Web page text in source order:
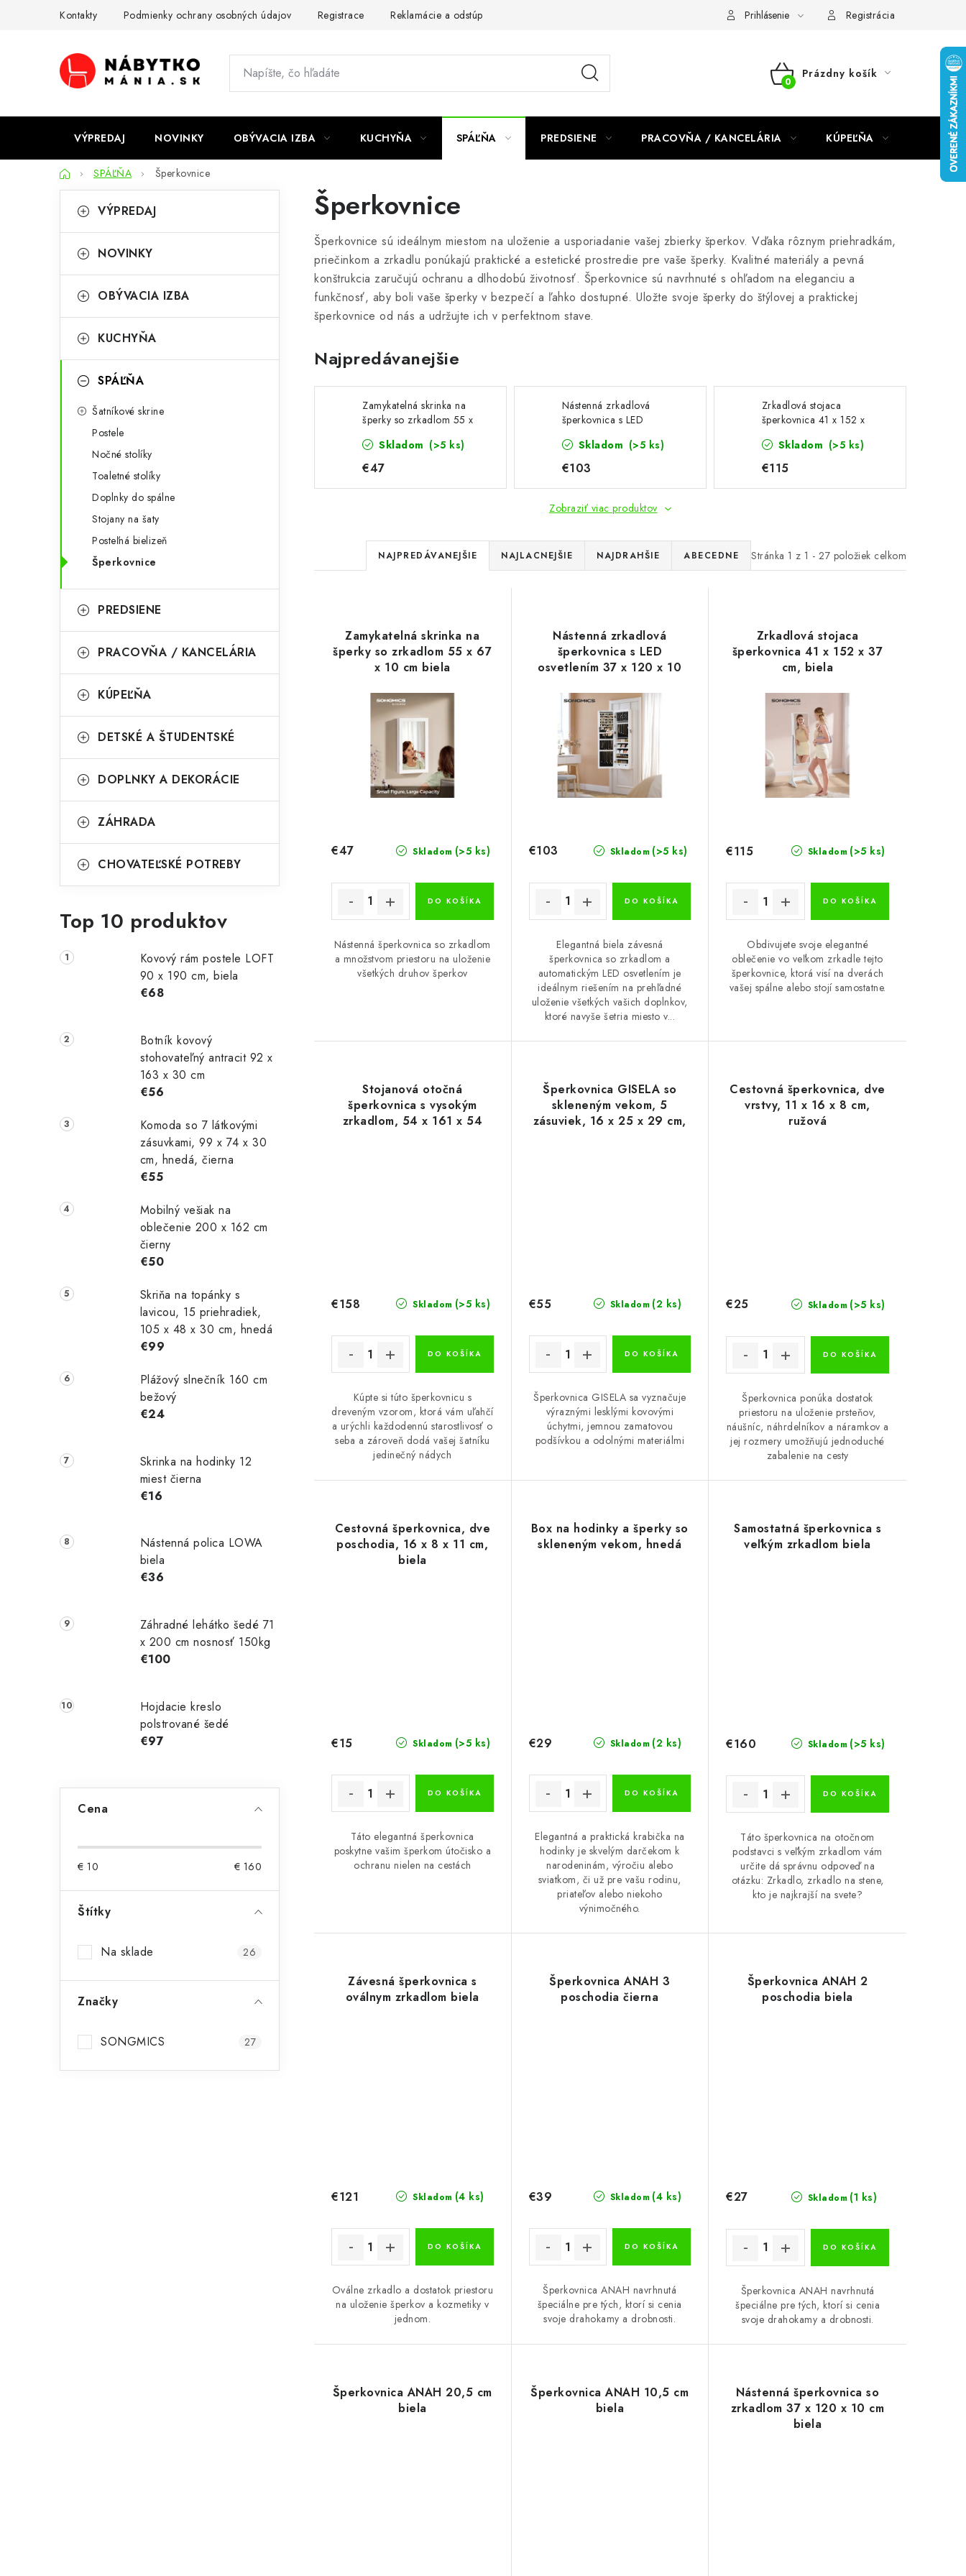
Kontakty Podmienky ochrany osobných údajov Registrace Reklamácie a odstúpenie od zmluvy Prihlásenie Registrácia
NÁKUPNÝ
Prázdny košík
VÝPREDAJ NOVINKY OBÝVACIA IZBA KUCHYŇA SPÁĽŇA PREDSIENE PRACOVŇA / KANCELÁRIA KÚPEĽŇA
DomovSPÁĽŇA Šperkovnice
o
n
ý
a
kategórie
a
e
ó
i
VÝPREDAJ
NOVINKY
OBÝVACIA IZBA
KUCHYŇA
SPÁĽŇA
Šatníkové skrine
Postele
Nočné stolíky
Toaletné stolíky
Doplnky do spálne
Stojany na šaty
Posteľná bielizeň
Šperkovnice
PREDSIENE
PRACOVŇA / KANCELÁRIA
KÚPEĽŇA
DETSKÉ A ŠTUDENTSKÉ
DOPLNKY A DEKORÁCIE
ZÁHRADA
CHOVATEĽSKÉ POTREBY
Top 10 produktov
Kovový rám postele LOFT
90 x 190 cm, biela
€68
Botník kovový
stohovateľný antracit 92 x
163 x 30 cm
€56
Komoda so 7 látkovými
zásuvkami, 99 x 74 x 30
cm, hnedá, čierna
€55
Mobilný vešiak na
oblečenie 200 x 162 cm
čierny
€50
Skriňa na topánky s
lavicou, 15 priehradiek,
105 x 48 x 30 cm, hnedá
€99
Plážový slnečník 160 cm
bežový
€24
Skrinka na hodinky 12
miest čierna
€16
Nástenná polica LOWA
biela
€36
Záhradné lehátko šedé 71
x 200 cm nosnosť 150kg
€100
Hojdacie kreslo
polstrované šedé
€97
Cena
€ 10 € 160
Štítky
Na sklade 26
Značky
SONGMICS 27
Šperkovnice
Šperkovnice sú ideálnym miestom na uloženie a usporiadanie vašej zbierky šperkov. Vďaka rôznym priehradkám,
priečinkom a zrkadlu ponúkajú praktické a estetické prostredie pre vaše šperky. Kvalitné materiály a pevná
konštrukcia zaručujú ochranu a dlhodobú životnosť. Šperkovnice sú navrhnuté s ohľadom na eleganciu a
funkčnosť, aby boli vaše šperky v bezpečí a ľahko dostupné. Uložte svoje šperky do štýlovej a praktickej
šperkovnice od nás a udržujte ich v perfektnom stave.
Najpredávanejšie
Zamykatelná skrinka na
šperky so zrkadlom 55 x
Skladom (>5 ks)
€47
Nástenná zrkadlová
šperkovnica s LED
cm, biela
Skladom (>5 ks)
€103
Zrkadlová stojaca
šperkovnica 41 x 152 x
Skladom (>5 ks)
€115
Zobraziť viac produktov
Stránka 1 z 1 - 27 položiek celkom
R
a
e
n
i
e
p
r
o
k
t
o
v
NAJPREDÁVANEJŠIE NAJLACNEJŠIE NAJDRAHŠIE ABECEDNE
Zamykatelná skrinka na
šperky so zrkadlom 55 x 67
x 10 cm biela
Skladom (>5 ks)
€47
DO KOŠÍKA
Nástenná šperkovnica so zrkadlom
a množstvom priestoru na uloženie
všetkých druhov šperkov
Nástenná zrkadlová
šperkovnica s LED
osvetlením 37 x 120 x 10
Skladom (>5 ks)
€103
DO KOŠÍKA
Elegantná biela závesná
šperkovnica so zrkadlom a
automatickým LED osvetlením je
ideálnym riešením na prehľadné
uloženie všetkých vašich doplnkov,
ktoré navyše šetria miesto v...
Zrkadlová stojaca
šperkovnica 41 x 152 x 37
cm, biela
Skladom (>5 ks)
€115
DO KOŠÍKA
Obdivujete svoje elegantné
oblečenie vo veľkom zrkadle tejto
šperkovnice, ktorá visí na dverách
vašej spálne alebo stojí samostatne.
Stojanová otočná
šperkovnica s vysokým
zrkadlom, 54 x 161 x 54
Skladom (>5 ks)
€158
DO KOŠÍKA
Kúpte si túto šperkovnicu s
dreveným vzorom, ktorá vám uľahčí
a urýchli každodennú starostlivosť o
seba a zároveň dodá vašej šatníku
jedinečný nádych
Šperkovnica GISELA so
skleneným vekom, 5
zásuviek, 16 x 25 x 29 cm,
Skladom (2 ks)
€55
DO KOŠÍKA
Šperkovnica GISELA sa vyznačuje
výraznými lesklými kovovými
úchytmi, jemnou zamatovou
podšívkou a odolnými materiálmi
Cestovná šperkovnica, dve
vrstvy, 11 x 16 x 8 cm,
ružová
Skladom (>5 ks)
€25
DO KOŠÍKA
Šperkovnica ponúka dostatok
priestoru na uloženie prsteňov,
náušníc, náhrdelníkov a náramkov a
jej rozmery umožňujú jednoduché
zabalenie na cesty
Cestovná šperkovnica, dve
poschodia, 16 x 8 x 11 cm,
biela
Skladom (>5 ks)
€15
DO KOŠÍKA
Táto elegantná šperkovnica
poskytne vašim šperkom útočisko a
ochranu nielen na cestách
Box na hodinky a šperky so
skleneným vekom, hnedá
Skladom (2 ks)
€29
DO KOŠÍKA
Elegantná a praktická krabička na
hodinky je skvelým darčekom k
narodeninám, výročiu alebo
sviatkom, či už pre vašu rodinu,
priateľov alebo niekoho
výnimočného.
Samostatná šperkovnica s
veľkým zrkadlom biela
Skladom (>5 ks)
€160
DO KOŠÍKA
Táto šperkovnica na otočnom
podstavci s veľkým zrkadlom vám
určite dá správnu odpoveď na
otázku: Zrkadlo, zrkadlo na stene,
kto je najkrajší na svete?
Závesná šperkovnica s
oválnym zrkadlom biela
Skladom (4 ks)
€121
DO KOŠÍKA
Oválne zrkadlo a dostatok priestoru
na uloženie šperkov a kozmetiky v
jednom.
Šperkovnica ANAH 3
poschodia čierna
Skladom (4 ks)
€39
DO KOŠÍKA
Šperkovnica ANAH navrhnutá
špeciálne pre tých, ktorí si cenia
svoje drahokamy a drobnosti.
Šperkovnica ANAH 2
poschodia biela
Skladom (1 ks)
€27
DO KOŠÍKA
Šperkovnica ANAH navrhnutá
špeciálne pre tých, ktorí si cenia
svoje drahokamy a drobnosti.
Šperkovnica ANAH 20,5 cm
biela
Šperkovnica ANAH 10,5 cm
biela
Nástenná šperkovnica so
zrkadlom 37 x 120 x 10 cm
biela